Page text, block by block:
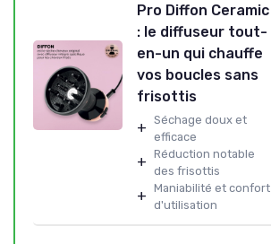
Pro Diffon Ceramic
: le diffuseur tout-
en-un qui chauffe
vos boucles sans
frisottis
+ Séchage doux et
efficace
+ Réduction notable
des frisottis
+ Maniabilité et confort
d'utilisation